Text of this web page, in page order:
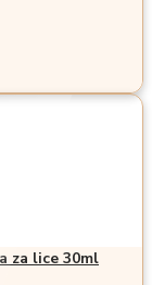
za lice 30ml